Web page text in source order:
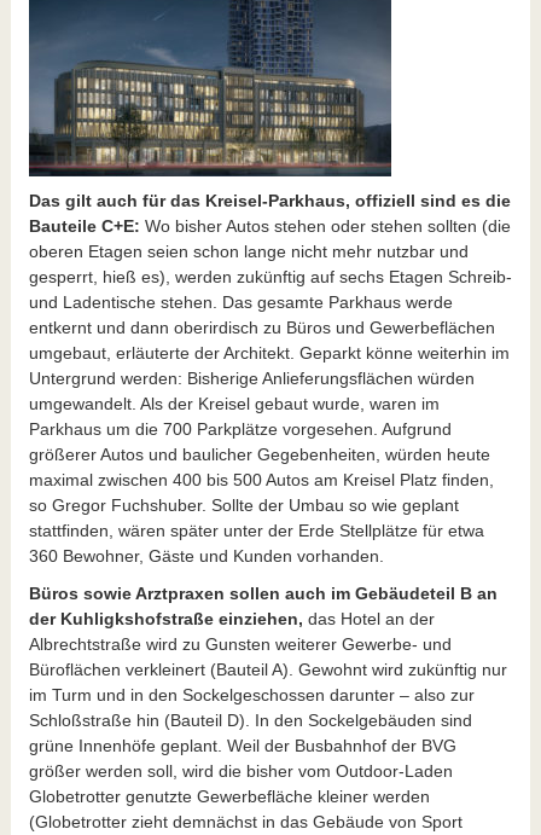
Das gilt auch für das Kreisel-Parkhaus, offiziell sind es die
Bauteile C+E: Wo bisher Autos stehen oder stehen sollten (die
oberen Etagen seien schon lange nicht mehr nutzbar und
gesperrt, hieß es), werden zukünftig auf sechs Etagen Schreib-
und Ladentische stehen. Das gesamte Parkhaus werde
entkernt und dann oberirdisch zu Büros und Gewerbeflächen
umgebaut, erläuterte der Architekt. Geparkt könne weiterhin im
Untergrund werden: Bisherige Anlieferungsflächen würden
umgewandelt. Als der Kreisel gebaut wurde, waren im
Parkhaus um die 700 Parkplätze vorgesehen. Aufgrund
größerer Autos und baulicher Gegebenheiten, würden heute
maximal zwischen 400 bis 500 Autos am Kreisel Platz finden,
so Gregor Fuchshuber. Sollte der Umbau so wie geplant
stattfinden, wären später unter der Erde Stellplätze für etwa
360 Bewohner, Gäste und Kunden vorhanden.
Büros sowie Arztpraxen sollen auch im Gebäudeteil B an
der Kuhligkshofstraße einziehen, das Hotel an der
Albrechtstraße wird zu Gunsten weiterer Gewerbe- und
Büroflächen verkleinert (Bauteil A). Gewohnt wird zukünftig nur
im Turm und in den Sockelgeschossen darunter – also zur
Schloßstraße hin (Bauteil D). In den Sockelgebäuden sind
grüne Innenhöfe geplant. Weil der Busbahnhof der BVG
größer werden soll, wird die bisher vom Outdoor-Laden
Globetrotter genutzte Gewerbefläche kleiner werden
(Globetrotter zieht demnächst in das Gebäude von Sport